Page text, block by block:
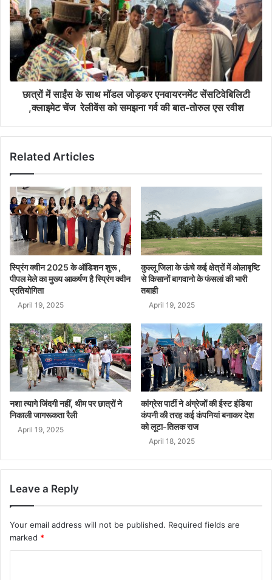
छात्रों में साईंस के साथ मॉडल जोड़कर एनवायरनमेंट सेंसटिवेबिलिटी
,क्लाइमेट चेंज रेलीवेंस को समझना गर्व की बात-तोरुल एस रवीश
Related Articles
स्प्रिंग क्वीन 2025 के ऑडिशन शुरू ,
पीपल मेले का मुख्य आकर्षण है स्प्रिंग क्वीन
प्रतियोगिता
April 19, 2025
कुल्लू जिला के ऊंचे कई क्षेत्रों में ओलाबृष्टि
से किसानों बागवानो के फंसलां की भारी
तबाही
April 19, 2025
नशा त्यागे जिंदगी नहीं, थीम पर छात्रों ने
निकाली जागरूकता रैली
April 19, 2025
कांग्रेस पार्टी ने अंग्रेजों की ईस्ट इंडिया
कंपनी की तरह कई कंपनियां बनाकर देश
को लूटा-तिलक राज
April 18, 2025
Leave a Reply
Your email address will not be published. Required fields are
marked *